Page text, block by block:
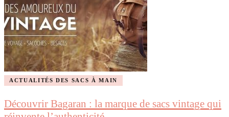
ACTUALITÉS DES SACS À MAIN
Découvrir Bagaran : la marque de sacs vintage qui